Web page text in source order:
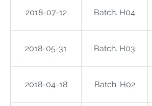
2018-07-12 Batch. H04
2018-05-31 Batch. H03
2018-04-18 Batch. H02